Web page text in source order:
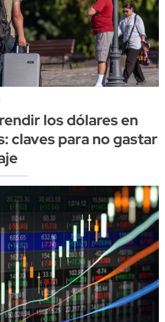
los dólares en
claves para no gastar